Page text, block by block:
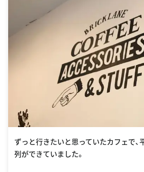
ずっと行きたいと思っていたカフェで
列ができていました。